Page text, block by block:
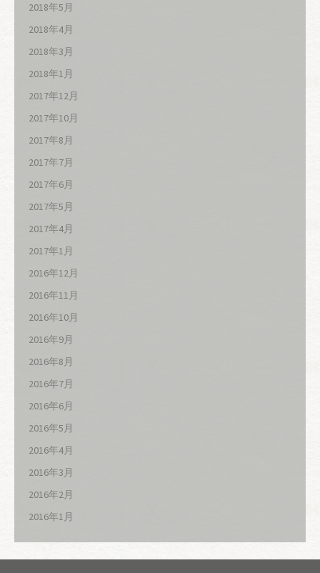
2018年5月
2018年4月
2018年3月
2018年1月
2017年12月
2017年10月
2017年8月
2017年7月
2017年6月
2017年5月
2017年4月
2017年1月
2016年12月
2016年11月
2016年10月
2016年9月
2016年8月
2016年7月
2016年6月
2016年5月
2016年4月
2016年3月
2016年2月
2016年1月